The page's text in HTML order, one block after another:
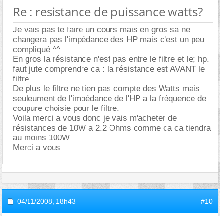
Re : resistance de puissance watts?
Je vais pas te faire un cours mais en gros sa ne
changera pas l'impédance des HP mais c'est un peu
compliqué ^^
En gros la résistance n'est pas entre le filtre et le; hp.
faut jute comprendre ca : la résistance est AVANT le
filtre.
De plus le filtre ne tien pas compte des Watts mais
seuleument de l'impédance de l'HP a la fréquence de
coupure choisie pour le filtre.
Voila merci a vous donc je vais m'acheter de
résistances de 10W a 2.2 Ohms comme ca ca tiendra
au moins 100W
Merci a vous
04/11/2008, 18h43 #10